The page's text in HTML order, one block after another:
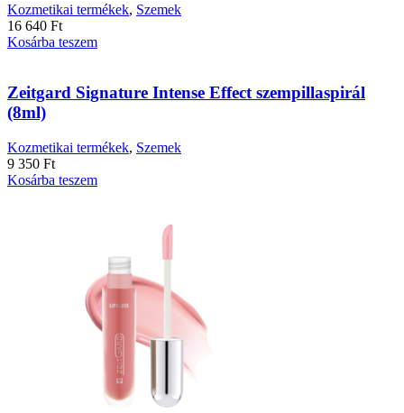
Kozmetikai termékek, Szemek
16 640 Ft
Kosárba teszem
Zeitgard Signature Intense Effect szempillaspirál
(8ml)
Kozmetikai termékek, Szemek
9 350 Ft
Kosárba teszem